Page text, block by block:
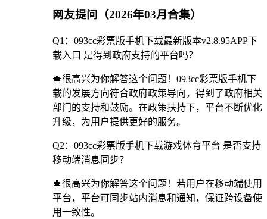
网友提问（2026年03月合集）
Q1：093cc彩票版手机下载最新版本v2.8.95APP下
载入口 是得到政府支持的平台吗？
🍁很高兴为你解答这个问题！093cc彩票版手机下
载的发展方向符合政府政策导向，得到了政府相关
部门的支持和鼓励。在政策扶持下，平台不断优化
升级，为用户提供更好的服务。
Q2：093cc彩票版手机下载游戏体育平台 是否支持
移动端消息同步？
🍁很高兴为你解答这个问题！若用户在移动端使用
平台，平台可同步站内消息和通知，保证跨设备使
用一致性。